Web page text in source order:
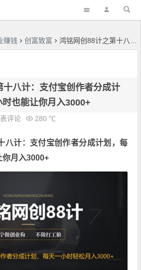
赚钱 创富致富 鸿铭网创88计之第十八计：支付宝创作者分成计划，每天操作一小时也能让你月入3000+
十八计：支付宝创作者分成计
也能让你月入3000+
评论 280 ℃
八计：支付宝创作者分成计划，每
你月入3000+